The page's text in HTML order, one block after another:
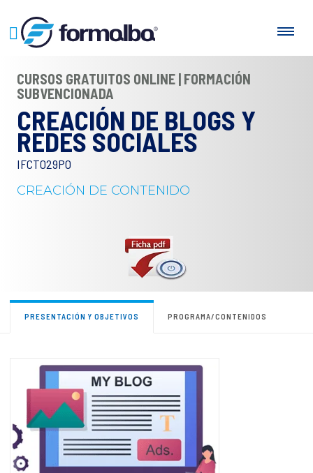
CURSOS GRATUITOS ONLINE | FORMACIÓN
SUBVENCIONADA
CREACIÓN DE BLOGS Y
REDES SOCIALES
IFCT029PO
CREACIÓN DE CONTENIDO
PRESENTACIÓN Y OBJETIVOS PROGRAMA/CONTENIDOS